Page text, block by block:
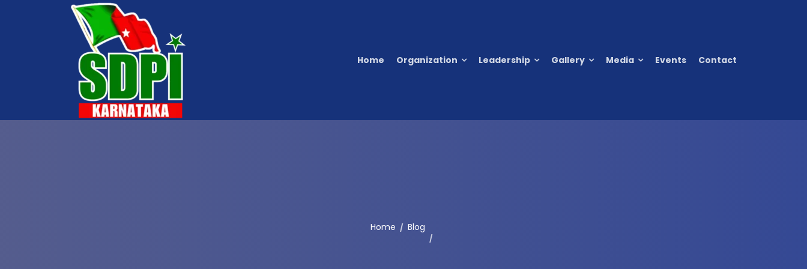
Home Organization Leadership Gallery Media Events Contact
Home Blog